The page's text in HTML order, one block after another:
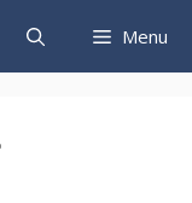
Menu